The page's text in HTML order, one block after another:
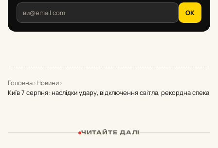
OK
Головна›Новини›
Київ 7 серпня: наслідки удару, відключення світла, рекордна спека
ЧИТАЙТЕ ДАЛІ